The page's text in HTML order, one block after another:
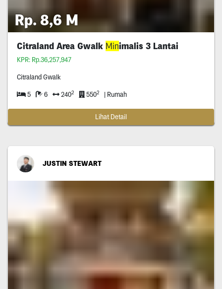
Rp. 8,6 M
Citraland Area Gwalk Minimalis 3 Lantai
KPR: Rp.36,257,947
Citraland Gwalk
5 6 2402 5502 | Rumah
Lihat Detail
JUSTIN STEWART